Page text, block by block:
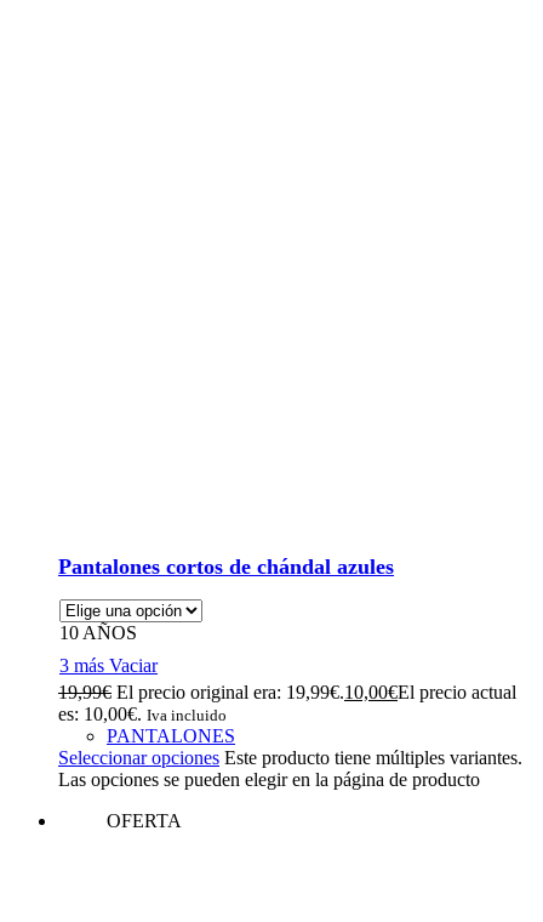
Pantalones cortos de chándal azules
10 AÑOS
3 más Vaciar
19,99€ El precio original era: 19,99€.10,00€El precio actual
es: 10,00€. Iva incluido
PANTALONES
Seleccionar opciones Este producto tiene múltiples variantes.
Las opciones se pueden elegir en la página de producto
OFERTA